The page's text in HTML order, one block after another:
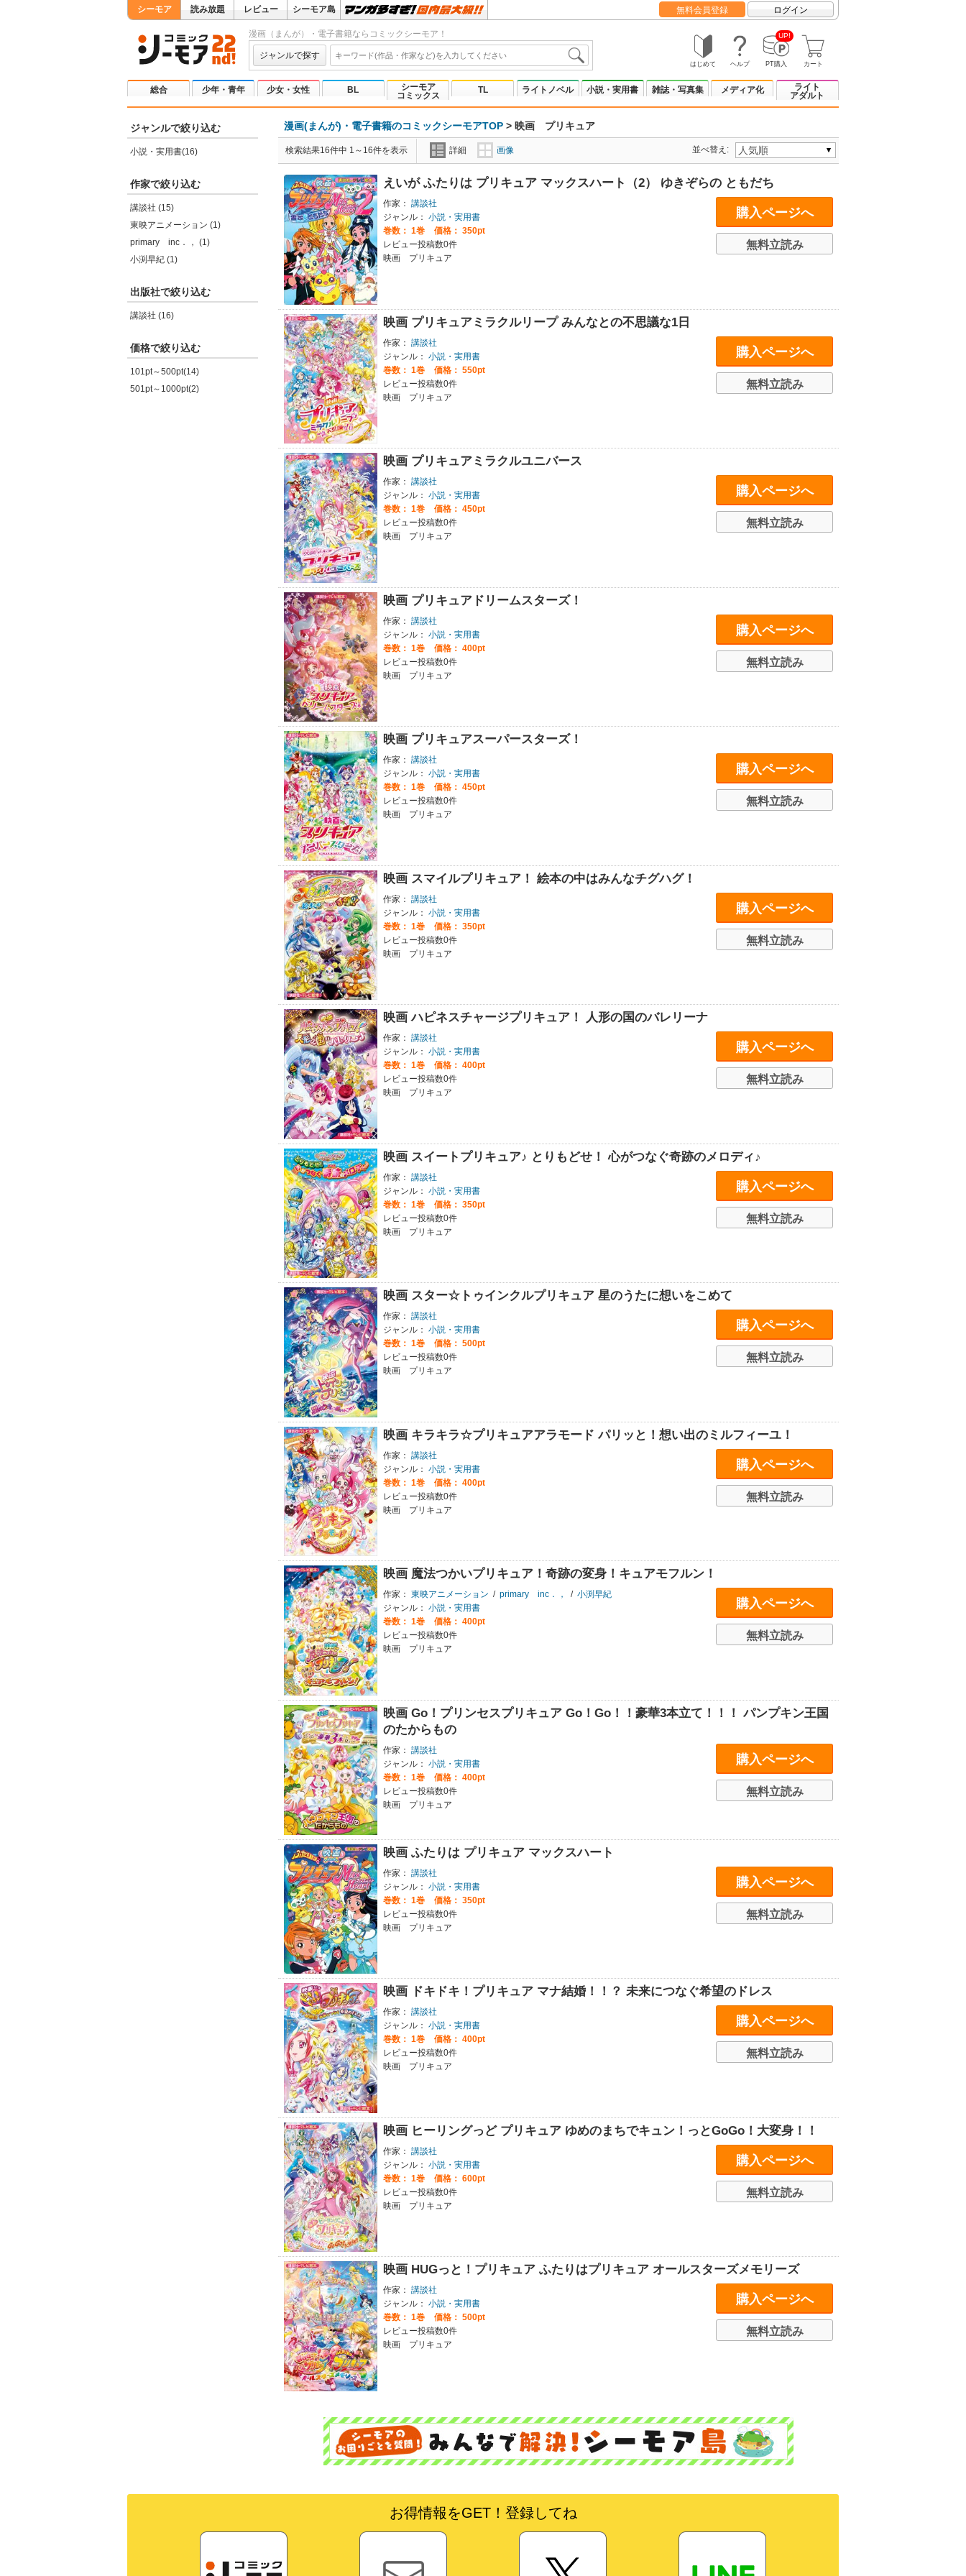
シーモア 読み放題 レビュー シーモア島 無料会員登録 ログイン
漫画（まんが）・電子書籍ならコミックシーモア！
ジャンルで探す
はじめて ヘルプ
UP!
PT購入 カート
総合 少年・青年 少女・女性 BL
シーモア
コミックス
TL ライトノベル 小説・実用書 雑誌・写真集 メディア化
ライト
アダルト
ジャンルで絞り込む
小説・実用書(16)
作家で絞り込む
講談社 (15)
東映アニメーション (1)
primary inc．， (1)
小渕早紀 (1)
出版社で絞り込む
講談社 (16)
価格で絞り込む
101pt～500pt(14)
501pt～1000pt(2)
漫画(まんが)・電子書籍のコミックシーモアTOP > 映画 プリキュア
検索結果16件中 1～16件を表示 詳細 画像 並べ替え:
えいが ふたりは プリキュア マックスハート（2） ゆきぞらの ともだち
作家： 講談社
ジャンル： 小説・実用書
巻数： 1巻
価格： 350pt
レビュー投稿数0件
映画 プリキュア
購入ページへ
無料立読み
映画 プリキュアミラクルリープ みんなとの不思議な1日
作家： 講談社
ジャンル： 小説・実用書
巻数： 1巻
価格： 550pt
レビュー投稿数0件
映画 プリキュア
購入ページへ
無料立読み
映画 プリキュアミラクルユニバース
作家： 講談社
ジャンル： 小説・実用書
巻数： 1巻
価格： 450pt
レビュー投稿数0件
映画 プリキュア
購入ページへ
無料立読み
映画 プリキュアドリームスターズ！
作家： 講談社
ジャンル： 小説・実用書
巻数： 1巻
価格： 400pt
レビュー投稿数0件
映画 プリキュア
購入ページへ
無料立読み
映画 プリキュアスーパースターズ！
作家： 講談社
ジャンル： 小説・実用書
巻数： 1巻
価格： 450pt
レビュー投稿数0件
映画 プリキュア
購入ページへ
無料立読み
映画 スマイルプリキュア！ 絵本の中はみんなチグハグ！
作家： 講談社
ジャンル： 小説・実用書
巻数： 1巻
価格： 350pt
レビュー投稿数0件
映画 プリキュア
購入ページへ
無料立読み
映画 ハピネスチャージプリキュア！ 人形の国のバレリーナ
作家： 講談社
ジャンル： 小説・実用書
巻数： 1巻
価格： 400pt
レビュー投稿数0件
映画 プリキュア
購入ページへ
無料立読み
映画 スイートプリキュア♪ とりもどせ！ 心がつなぐ奇跡のメロディ♪
作家： 講談社
ジャンル： 小説・実用書
巻数： 1巻
価格： 350pt
レビュー投稿数0件
映画 プリキュア
購入ページへ
無料立読み
映画 スター☆トゥインクルプリキュア 星のうたに想いをこめて
作家： 講談社
ジャンル： 小説・実用書
巻数： 1巻
価格： 500pt
レビュー投稿数0件
映画 プリキュア
購入ページへ
無料立読み
映画 キラキラ☆プリキュアアラモード パリッと！想い出のミルフィーユ！
作家： 講談社
ジャンル： 小説・実用書
巻数： 1巻
価格： 400pt
レビュー投稿数0件
映画 プリキュア
購入ページへ
無料立読み
映画 魔法つかいプリキュア！奇跡の変身！キュアモフルン！
作家： 東映アニメーション / primary inc．， / 小渕早紀
ジャンル： 小説・実用書
巻数： 1巻
価格： 400pt
レビュー投稿数0件
映画 プリキュア
購入ページへ
無料立読み
映画 Go！プリンセスプリキュア Go！Go！！豪華3本立て！！！ パンプキン王国
のたからもの
作家： 講談社
ジャンル： 小説・実用書
巻数： 1巻
価格： 400pt
レビュー投稿数0件
映画 プリキュア
購入ページへ
無料立読み
映画 ふたりは プリキュア マックスハート
作家： 講談社
ジャンル： 小説・実用書
巻数： 1巻
価格： 350pt
レビュー投稿数0件
映画 プリキュア
購入ページへ
無料立読み
映画 ドキドキ！プリキュア マナ結婚！！？ 未来につなぐ希望のドレス
作家： 講談社
ジャンル： 小説・実用書
巻数： 1巻
価格： 400pt
レビュー投稿数0件
映画 プリキュア
購入ページへ
無料立読み
映画 ヒーリングっど プリキュア ゆめのまちでキュン！っとGoGo！大変身！！
作家： 講談社
ジャンル： 小説・実用書
巻数： 1巻
価格： 600pt
レビュー投稿数0件
映画 プリキュア
購入ページへ
無料立読み
映画 HUGっと！プリキュア ふたりはプリキュア オールスターズメモリーズ
作家： 講談社
ジャンル： 小説・実用書
巻数： 1巻
価格： 500pt
レビュー投稿数0件
映画 プリキュア
購入ページへ
無料立読み
お得情報をGET！登録してね